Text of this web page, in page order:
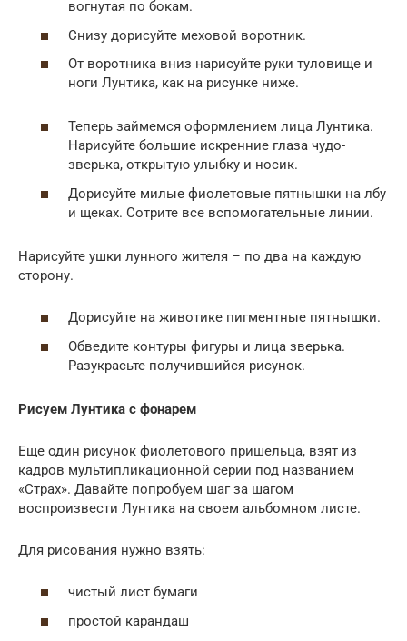
вогнутая по бокам.
Снизу дорисуйте меховой воротник.
От воротника вниз нарисуйте руки туловище и
ноги Лунтика, как на рисунке ниже.
Теперь займемся оформлением лица Лунтика.
Нарисуйте большие искренние глаза чудо-
зверька, открытую улыбку и носик.
Дорисуйте милые фиолетовые пятнышки на лбу
и щеках. Сотрите все вспомогательные линии.
Нарисуйте ушки лунного жителя – по два на каждую
сторону.
Дорисуйте на животике пигментные пятнышки.
Обведите контуры фигуры и лица зверька.
Разукрасьте получившийся рисунок.
Рисуем Лунтика с фонарем
Еще один рисунок фиолетового пришельца, взят из
кадров мультипликационной серии под названием
«Страх». Давайте попробуем шаг за шагом
воспроизвести Лунтика на своем альбомном листе.
Для рисования нужно взять:
чистый лист бумаги
простой карандаш